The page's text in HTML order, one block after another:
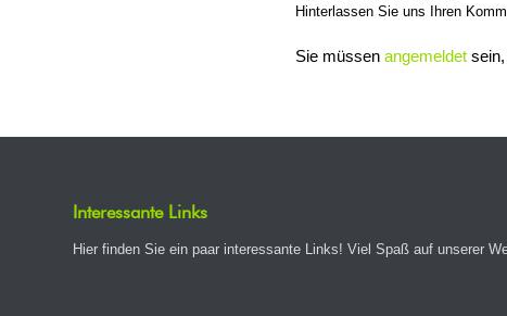
Hinterlassen Sie uns Ihren
Sie müssen angemeldet
Interessante Links
Hier finden Sie ein paar interessante Links! Viel Spaß auf unserer